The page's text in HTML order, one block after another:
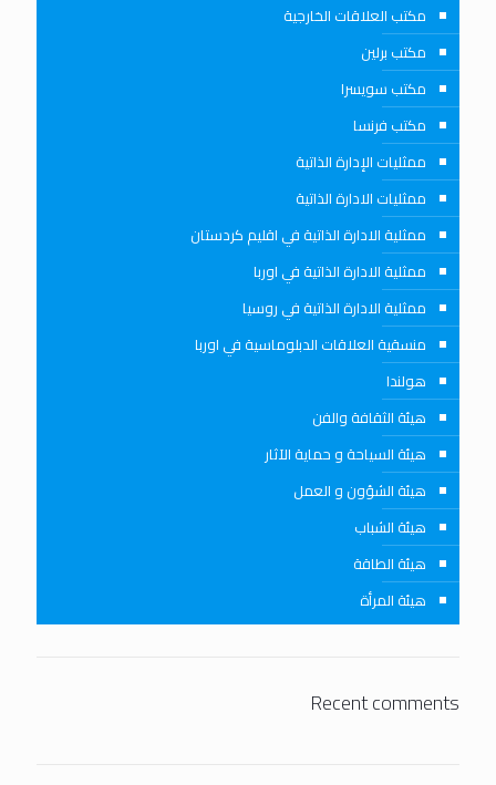
مكتب العلاقات الخارجية
مكتب برلين
مكتب سويسرا
مكتب فرنسا
ممثليات الإدارة الذاتية
ممثليات الادارة الذاتية
ممثلية الادارة الذاتية في اقليم كردستان
ممثلية الادارة الذاتية في اوربا
ممثلية الادارة الذاتية في روسيا
منسقية العلاقات الدبلوماسية في اوربا
هولندا
هيئة الثقافة والفن
هيئة السياحة و حماية الآثار
هيئة الشؤون و العمل
هيئة الشباب
هيئة الطاقة
هيئة المرأة
Recent comments